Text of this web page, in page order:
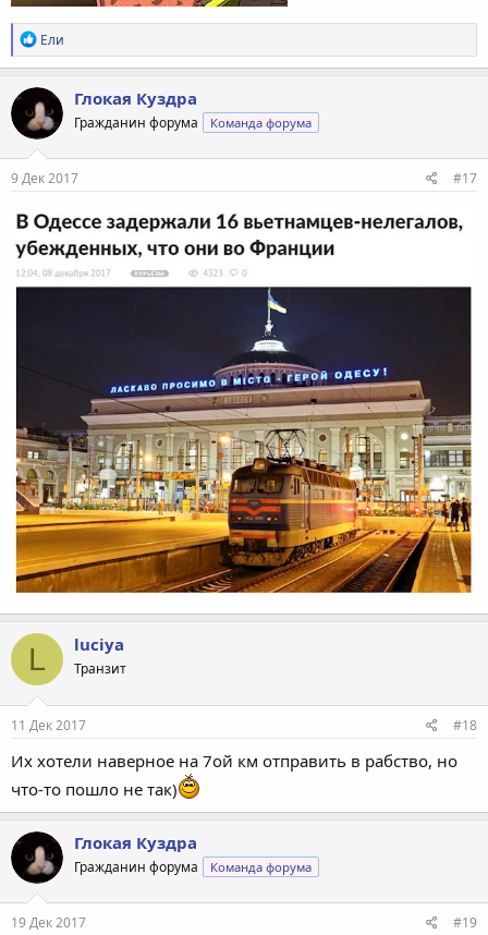
Р
е
а
к
ц
и
и
:
Ели
Глокая Куздра
Гражданин форума Команда форума
9 Дек 2017 #17
L luciya
Транзит
11 Дек 2017 #18
Их хотели наверное на 7ой км отправить в рабство, но
что-то пошло не так)
Глокая Куздра
Гражданин форума Команда форума
19 Дек 2017 #19